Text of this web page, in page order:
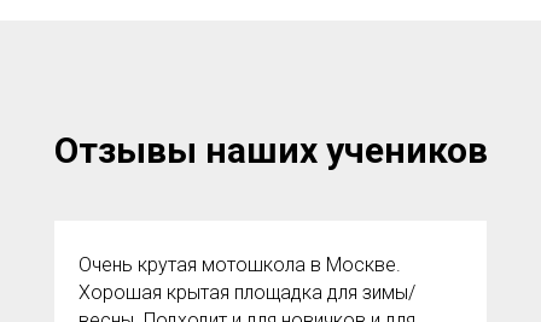
Отзывы наших учеников
Очень крутая мотошкола в Москве.
Хорошая крытая площадка для зимы/